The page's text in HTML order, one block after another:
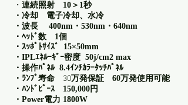
・ 連続照射 10＞1秒
・冷却 電子冷却、水冷
・波長 400nm・530nm・640nm
・ﾍｯﾄﾞ数 1個
・ｽｯﾎﾟﾄｻｲｽﾞ 15×50mm
・IPLｴﾈﾙｰｷﾞｰ密度 50j/cm2 max
・操作ﾊﾟﾈﾙ 8.4ｲﾝﾁｶﾗｰﾀｯﾁﾊﾟﾈﾙ
・ﾗﾝﾌﾟ寿命 30万発保証 60万発使用可能
・ﾊﾝﾄﾞﾋﾟｰｽ 150,000円
・Power電力 1800W